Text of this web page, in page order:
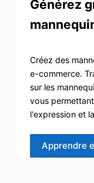
Générez
Créez des
e-commerce.
sur les
vous
l'expression et
Apprendre